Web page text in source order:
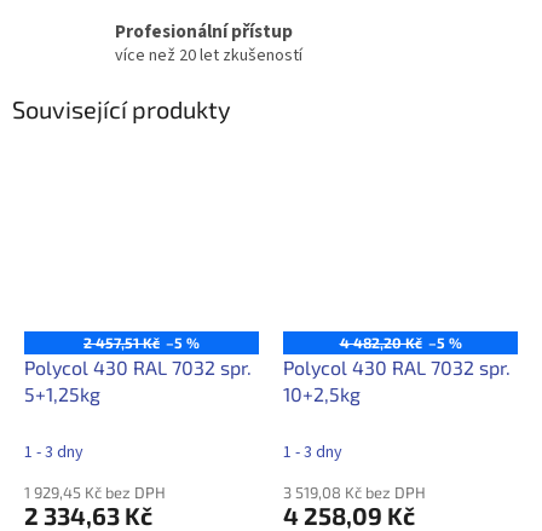
Profesionální přístup
více než 20 let zkušeností
Související produkty
2 457,51 Kč –5 %
Polycol 430 RAL 7032 spr.
5+1,25kg
1 - 3 dny
1 929,45 Kč bez DPH
2 334,63 Kč
4 482,20 Kč –5 %
Polycol 430 RAL 7032 spr.
10+2,5kg
1 - 3 dny
3 519,08 Kč bez DPH
4 258,09 Kč